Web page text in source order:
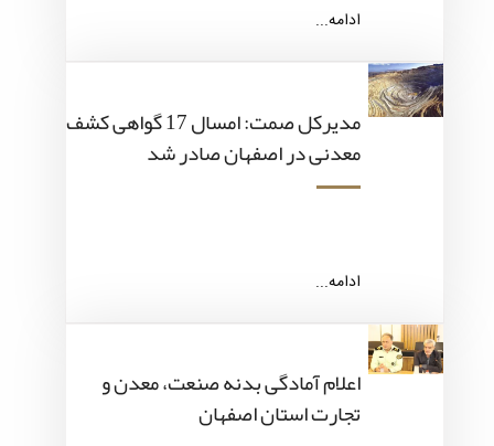
ادامه...
مدیرکل صمت: امسال 17 گواهی کشف
معدنی در اصفهان صادر شد
ادامه...
اعلام آمادگی بدنه صنعت، معدن و
تجارت استان اصفهان